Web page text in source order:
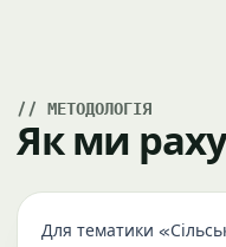
МЕТОДОЛОГІЯ
Як ми
Для тематики